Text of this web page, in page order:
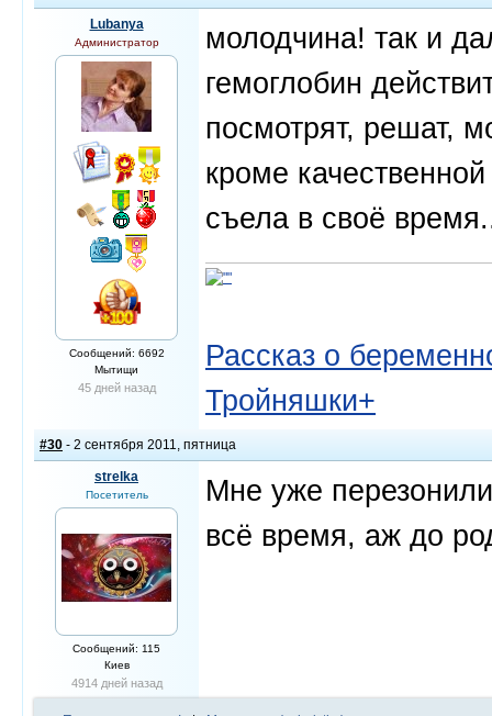
Lubanya
Администратор
Сообщений: 6692
Мытищи
45 дней назад
молодчина! так и
гемоглобин
посмотрят, решат,
кроме
съела в своё
Рассказ о
Тройняшки+
#30 - 2 сентября 2011, пятница
strelka
Посетитель
Сообщений: 115
Киев
4914 дней назад
Мне уже
всё время, аж до